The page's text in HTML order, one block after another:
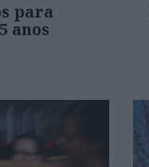
para
anos